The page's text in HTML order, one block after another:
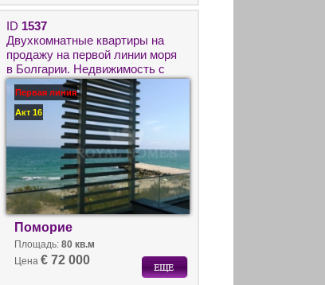
ID 1537
Двухкомнатные квартиры на
продажу на первой линии моря
в Болгарии. Недвижимость с
видом на море в Помории.
Первая линия
Акт 16
Поморие
Площадь: 80 кв.м
Цена € 72 000